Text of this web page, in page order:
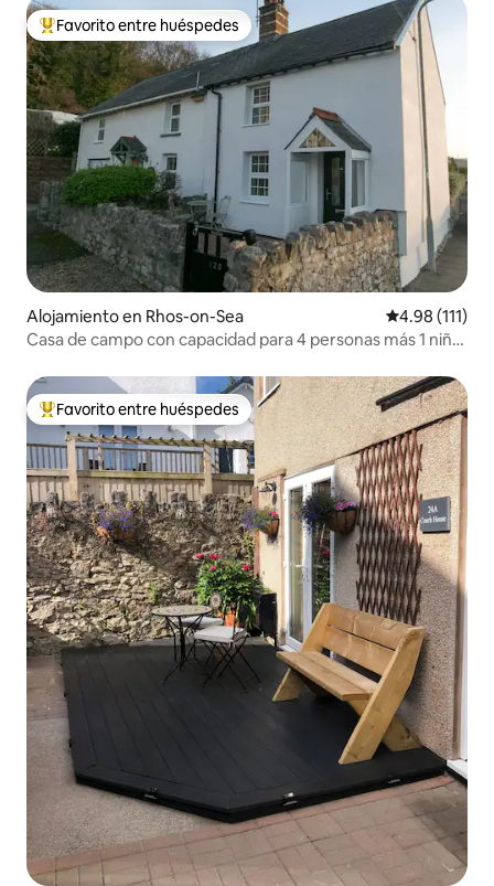
Favorito entre huéspedes preferido
Favorito entre huéspedes
Alojamiento en Rhos-on-Sea Calificación
4.98 (111)
Casa de campo con capacidad para 4 personas más 1 niño,
Favorito entre huéspedes preferido
Favorito entre huéspedes